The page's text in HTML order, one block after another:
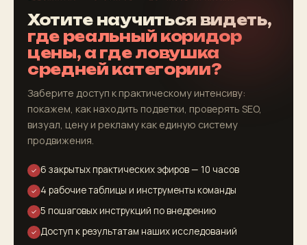
Хотите научиться видеть,
где реальный коридор
цены, а где ловушка
средней категории?
Заберите доступ к практическому интенсиву:
покажем, как находить подветки, проверять SEO,
визуал, цену и рекламу как единую систему
продвижения.
✓ 6 закрытых практических эфиров — 10 часов
✓ 4 рабочие таблицы и инструменты команды
✓ 5 пошаговых инструкций по внедрению
✓ Доступ к результатам наших исследований